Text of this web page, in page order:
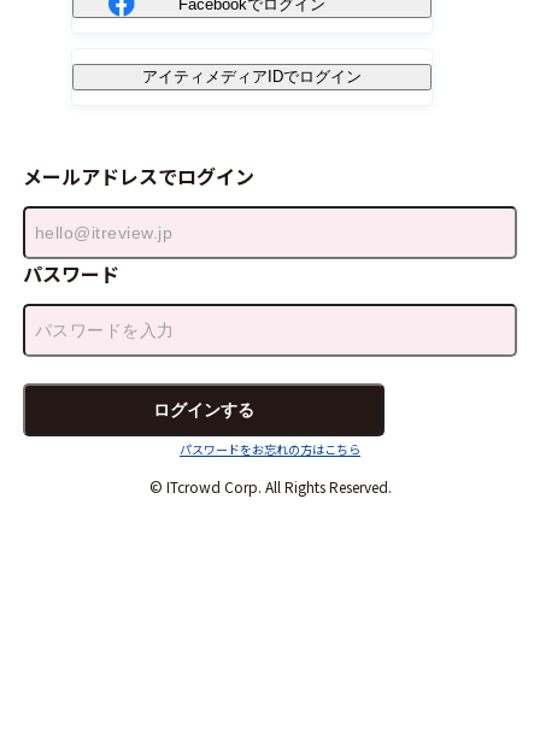
Facebookでログイン
アイティメディアIDでログイン
メールアドレスでログイン
パスワード
パスワードをお忘れの方はこちら
© ITcrowd Corp. All Rights Reserved.